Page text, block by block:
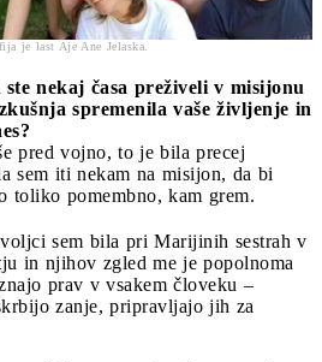
je last Aje Ane Jelaska.
ste nekaj časa preživeli v misijonu
spremenila vaše življenje in
pred vojno, to je bila precej
sem iti nekam na misijon, da bi
toliko pomembno, kam grem.
sem bila pri Marijinih sestrah v
in njihov zgled me je popolnoma
prav v vsakem človeku –
zanje, pripravljajo jih za